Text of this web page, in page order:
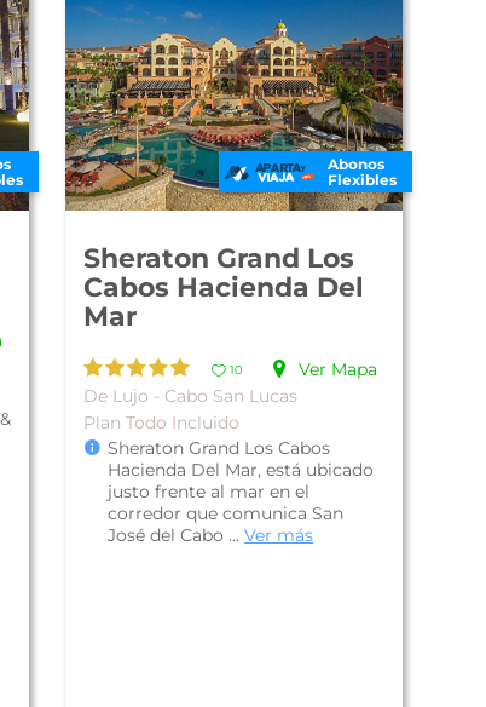
Abonos
Flexibles
Sheraton Grand Los
Cabos Hacienda Del
Mar
10
Ver Mapa
De Lujo - Cabo San Lucas
Plan Todo Incluido
Sheraton Grand Los Cabos
Hacienda Del Mar, está ubicado
justo frente al mar en el
corredor que comunica San
José del Cabo ...Ver más